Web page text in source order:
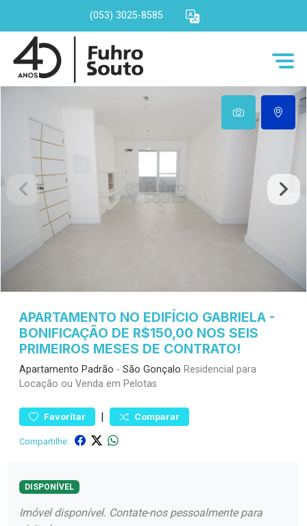
(053) 3025-8585
APARTAMENTO NO EDIFÍCIO GABRIELA -
BONIFICAÇÃO DE R$150,00 NOS SEIS
PRIMEIROS MESES DE CONTRATO!
Apartamento Padrão - São Gonçalo Residencial para
Locação ou Venda em Pelotas
Favoritar | Comparar
Compartilhe:
DISPONÍVEL
Imóvel disponível. Contate-nos pessoalmente para